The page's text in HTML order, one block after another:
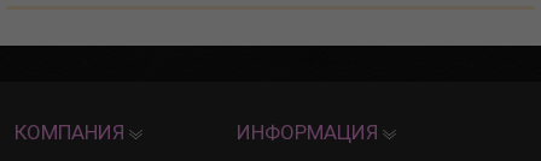
КОМПАНИЯ ИНФОРМАЦИЯ